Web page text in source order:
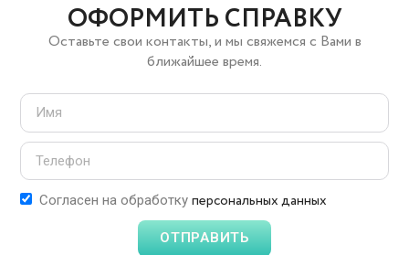
ОФОРМИТЬ СПРАВКУ
Оставьте свои контакты, и мы свяжемся с Вами в
ближайшее время.
Согласен на обработку персональных данных
ОТПРАВИТЬ